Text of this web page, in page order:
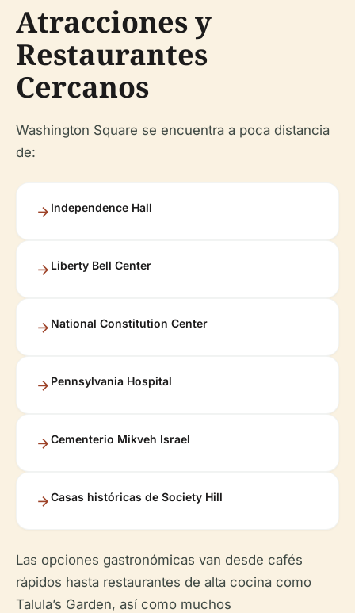
Atracciones y
Restaurantes
Cercanos
Washington Square se encuentra a poca distancia
de:
Independence Hall
Liberty Bell Center
National Constitution Center
Pennsylvania Hospital
Cementerio Mikveh Israel
Casas históricas de Society Hill
Las opciones gastronómicas van desde cafés
rápidos hasta restaurantes de alta cocina como
Talula’s Garden, así como muchos